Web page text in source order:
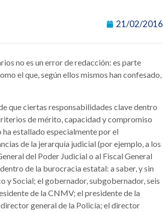
21/02/2016
no es un error de redacción: es parte
el que, según ellos mismos han confesado,
que ciertas responsabilidades clave dentro
de mérito, capacidad y compromiso
estallado especialmente por el
de la jerarquía judicial (por ejemplo, a los
del Poder Judicial o al Fiscal General
de la burocracia estatal: a saber, y sin
y Social; el gobernador, subgobernador, seis
de la CNMV; el presidente de la
general de la Policía; el director